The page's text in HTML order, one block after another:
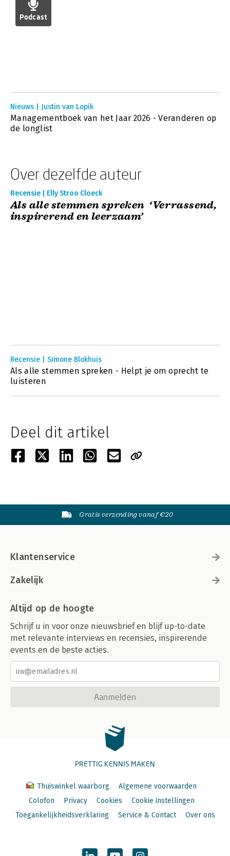
Podcast
Nieuws | Justin van Lopik
Managementboek van het Jaar 2026 - Veranderen op
de longlist
Over dezelfde auteur
Recensie | Elly Stroo Cloeck
Als alle stemmen spreken ‘Verrassend,
inspirerend en leerzaam’
Recensie | Simone Blokhuis
Als alle stemmen spreken - Helpt je om oprecht te
luisteren
Deel dit artikel
Gratis verzending vanaf €20
Klantenservice
Zakelijk
Altijd op de hoogte
Schrijf u in voor onze nieuwsbrief en blijf up-to-date
met relevante interviews en recensies, inspirerende
events en de beste acties.
Aanmelden
PRETTIG KENNIS MAKEN
Thuiswinkel waarborg
Algemene voorwaarden
Colofon
Privacy Cookies
Cookie instellingen
Toegankelijkheidsverklaring
Service & Contact Over ons